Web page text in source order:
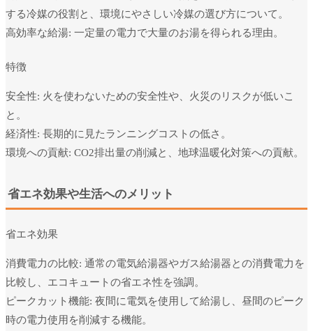
する冷媒の役割と、環境にやさしい冷媒の選び方について。
高効率な給湯: 一定量の電力で大量のお湯を得られる理由。
特徴
安全性: 火を使わないための安全性や、火災のリスクが低いこ
と。
経済性: 長期的に見たランニングコストの低さ。
環境への貢献: CO2排出量の削減と、地球温暖化対策への貢献。
省エネ効果や生活へのメリット
省エネ効果
消費電力の比較: 通常の電気給湯器やガス給湯器との消費電力を
比較し、エコキュートの省エネ性を強調。
ピークカット機能: 夜間に電気を使用して給湯し、昼間のピーク
時の電力使用を削減する機能。